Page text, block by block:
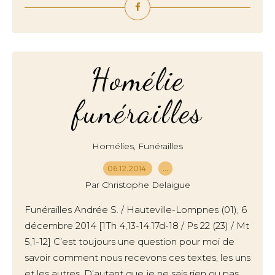
Homélie
funérailles
Homélies, Funérailles
06.12.2014 …
Par Christophe Delaigue
Funérailles Andrée S. / Hauteville-Lompnes (01), 6
décembre 2014 [1Th 4,13-14.17d-18 / Ps 22 (23) / Mt
5,1-12] C’est toujours une question pour moi de
savoir comment nous recevons ces textes, les uns